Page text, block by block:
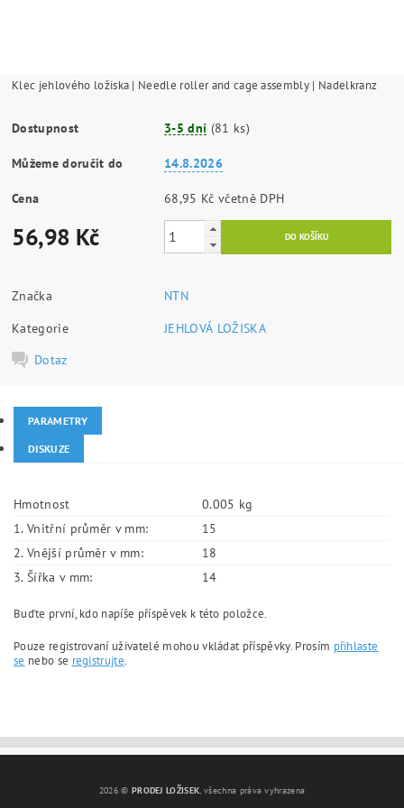
Klec jehlového ložiska | Needle roller and cage assembly | Nadelkranz
Dostupnost 3-5 dní (81 ks)
Můžeme doručit do 14.8.2026
Cena 68,95 Kč včetně DPH
56,98 Kč
Značka
NTN
Kategorie
JEHLOVÁ LOŽISKA
Dotaz
PARAMETRY
DISKUZE
Hmotnost
0.005 kg
1. Vnitřní průměr v mm:
15
2. Vnější průměr v mm:
18
3. Šířka v mm:
14
Buďte první, kdo napíše příspěvek k této položce.
Pouze registrovaní uživatelé mohou vkládat příspěvky. Prosím přihlaste
se nebo se registrujte.
2026 © PRODEJ LOŽISEK, všechna práva vyhrazena